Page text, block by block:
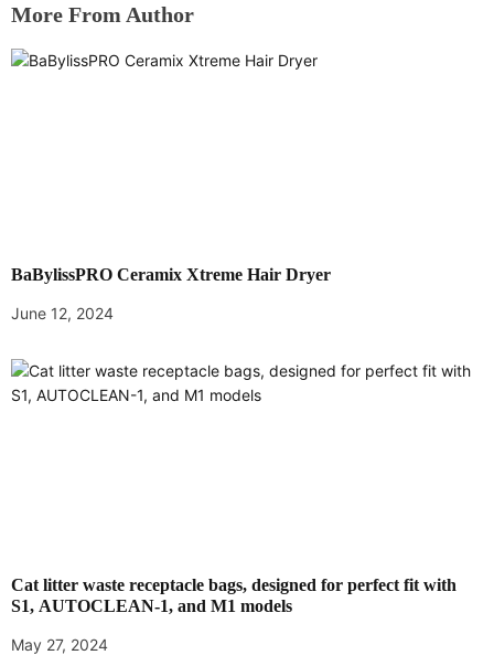
a
v
i
o
n
More From Author
BaBylissPRO Ceramix Xtreme Hair Dryer
June 12, 2024
Cat litter waste receptacle bags, designed for perfect fit with
S1, AUTOCLEAN-1, and M1 models
May 27, 2024